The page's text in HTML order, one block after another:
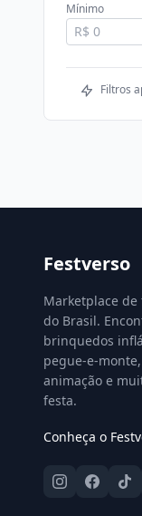
Mínimo
Filtros
Festverso
Marketplace de
do Brasil.
brinquedos
pegue-e-
animação e
festa.
Conheça o